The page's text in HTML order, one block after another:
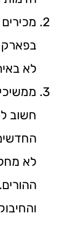
בפארק
לא
חשוב
לא